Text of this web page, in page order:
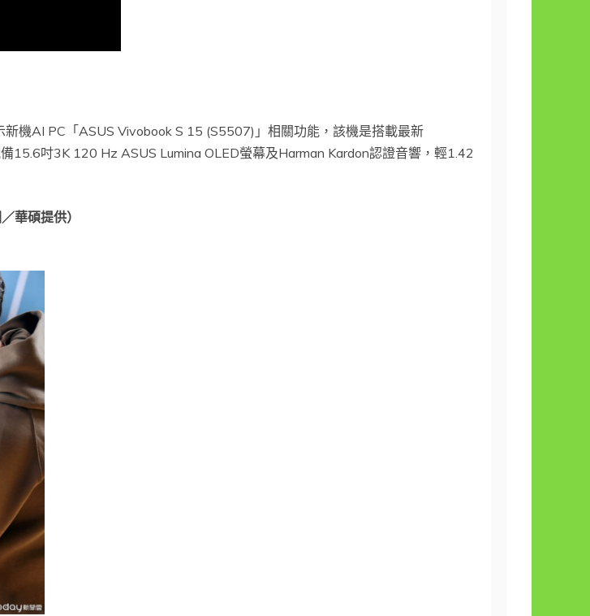
機AI PC「ASUS Vivobook S 15 (S5507)」相關功能，該機是搭載最新
吋3K 120 Hz ASUS Lumina OLED螢幕及Harman Kardon認證音響，輕1.42
華碩提供）